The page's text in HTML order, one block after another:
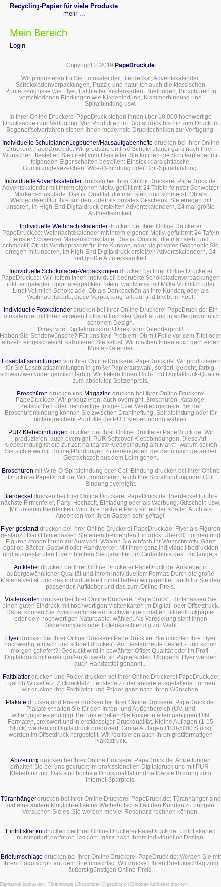
Recycling-Papier für viele Produkte
mehr ...
Mein Bereich
Login
Copyright © 2019 PapeDruck.de
Wir produzieren für Sie Fotokalender, Bierdeckel, Adventskalender,
Schokoladenverpackungen, Puzzle und natürlich auch die klassischen
Printerzeugnisse wie Flyer, Faltblätter, Visitenkarten, Briefbögen, Broschüren in
verschiedenen Bindungen wie Klebebindung, Klammerbindung und
Spiralbindung usw.
In Ihrer Online Druckerei PapeDruck stehen Ihnen über 10.000 hochwertige
Drucksachen zur Verfügung. Von Produkten im Digitaldruck bis hin zum Druck im
Bogenoffsetverfahren stehen Ihnen modernste Drucktechniken zur Verfügung.
Individuelle Schulplaner/Logbücher/Hausaufgabenhefte drucken bei Ihrer Online
Druckerei PapeDruck.de: Wir produzieren Ihre Schülerplaner ganz nach Ihren
Wünschen. Bestellen Sie direkt vom Hersteller. Sie können die Schülerplaner mit
folgenden Eigenschaften bestellen: Einsteckklarsichttasche,
Gummizuglesezeichen, Wire-O-Bindung oder Coil-Spiralbindung.
Individuelle Adventskalenderdrucken bei Ihrer Online Druckerei PapeDruck.de:
Adventskalender mit Ihrem eigenen Motiv, gefüllt mit 24 Tafeln feinster Schweizer
Markenschokolade. Das ist Qualität, die man sieht und schmeckt! Ob als
Werbepräsent für Ihre Kunden, oder als privates Geschenk: Sie erregen mit
unseren, im High-End Digitaldruck erstellten Adventskalendern, 24 mal größte
Aufmerksamkeit.
Individuelle Weihnachtskalender drucken bei Ihrer Online Druckerei
PapeDruck.de: Weihnachtskalender mit Ihrem eigenen Motiv, gefüllt mit 24 Tafeln
feinster Schweizer Markenschokolade. Das ist Qualität, die man sieht und
schmeckt! Ob als Werbepräsent für Ihre Kunden, oder als privates Geschenk: Sie
erregen mit unseren, im High-End Digitaldruck erstellten Adventskalendern, 24
mal größte Aufmerksamkeit.
Individuelle Schokoladen-Verpackungen drucken bei Ihrer Online Druckerei
PapeDruck.de: Wir liefern Ihnen individuell bedruckte Schokoladenverpackungen
inkl. eingelegter, originalverpackter Tafeln, wahlweise mit Milka Vollmilch oder
Lindt Vollmilch Schokolade. Ob als Dankeschön an Ihre Kunden, oder als
Weihnachtskarte, diese Verpackung fällt auf und bleibt im Kopf.
Individuelle Fotokalenderdrucken bei Ihrer Online Druckerei PapeDruck.de: Ein
Fotokalender mit Ihren eigenen Fotos in höchster Qualität und in außergewöhnlich
schönem Design.
Direkt vom Digitaldruckprofi! Direkt vom Kalenderprofi!
Haben Sie Sonderwünsche? Für uns kein Problem! Ob mit Folie vor dem Titel oder
einzeln eingeschweißt, kalkulieren Sie selbst. Wir machen Ihnen auch gern einen
Muster-Kalender.
Loseblattsammlungen von Ihrer Online Druckerei PapeDruck.de: Wir produzieren
für Sie Loseblattsammlungen in großer Papierauswahl, sortiert, gelocht, farbig,
schwarzweiß oder gemischtfarbig! Wir liefern Ihnen High-End Digitaldruck-Qualität
zum absoluten Spitzenpreis.
Broschüren drucken und Magazine drucken bei Ihrer Online Druckerei
PapeDruck.de: Wir produzieren, auch overnight, Broschüren, Kataloge,
Zeitschriften oder mehrseitige Image- bzw. Werbeprospekte. Bei der
Broschürenbindung können Sie zwischen Drahtheftung, Spiralbindung oder für
umfangreichere Produkte die PUR Klebebindung wählen.
PUR Klebebindungen drucken bei Ihrer Online Druckerei PapeDruck.de: Wir
produzieren, auch overnight, PUR Softcover Klebebindungen. Diese Art
Klebebindung ist die zur Zeit haltbarste Klebebindung am Markt - warum sollten
Sie sich etwa mit Hotmelt-Bindungen zufriedengeben, die dann nach geraumer
Gebrachszeit aus dem Leim gehen.
Broschüren mit Wire-O-Spiralbindung oder Coil-Bindung drucken bei Ihrer Online
Druckerei PapeDruck.de: Wir produzieren, auch Ihre Spiralbindung oder Coil
Bindung overnight.
Bierdeckel drucken bei Ihrer Online Druckerei PapeDruck.de: Bierdeckel für Ihre
nächste Firmenfeier, Party, Hochzeit, Einladung oder als Werbung, Gutschein usw.
Mit unseren Bierdeckeln wird Ihre nächste Party ein echter Knaller. Auch als
Andenken von Ihren Gästen sehr gefragt.
Flyer gestanztdrucken bei Ihrer Online Druckerei PapeDruck.de: Flyer als Figuren
gestanzt. Damit hinterlassen Sie einen bleibenden Eindruck. Über 30 Formen und
Figuren stehen Ihnen zur Auswahl. Wählen Sie einfach Ihr Wunschmotiv. Ganz
egal ob Bäcker, Gastwirt oder Handwerker: Mit Ihren ganz individuell bedruckten
und ausgestanzten Flyern bleiben Sie garantiert im Gedächtnis des Empfängers.
Aufkleberdrucken bei Ihrer Online Druckerei PapeDruck.de: Aufkleber in
außergewöhnlicher Qualität und Ihrem individuellem Format. Durch die große
Materialvielfalt und das individuellee Format haben wir garantiert auch für Sie den
passenden Aufkleber und das zum Online-Preis.
Visitenkarten drucken bei Ihrer Online Druckerei "PapeDruck": Hinterlassen Sie
einen guten Eindruck mit hochwertigen Visitenkarten im Digital- oder Offsetdruck.
Dabei können Sie zwischen unserem hochwertigen, matten Bilderdruckpapier
oder dem hochwertigen Naturpapier wählen. Als Veredelung steht Ihnen
Dispersionslack oder Folienkaschierung zur Wahl.
Flyer drucken bei Ihrer Online Druckerei PapeDruck.de: Sie möchten Ihre Flyer
hochwertig, einfach und schnell drucken? Am Besten heute bestellt - und schon
morgen geliefert?! Gedruckt wird in bewährter Offset-Qualität oder im Profi-
Digitaldruck mit einer großen Auswahl an Papiersorten. Übrigens: Flyer werden
auch Handzettel genannt...
Faltblätterdrucken und Folder drucken bei Ihrer Online Druckerei PapeDruck.de:
Egal ob Wickelfalz, Zickzackfalz, Fensterfalz oder andere ausgefallene Formen,
wir drucken Ihre Faltblätter und Folder ganz nach Ihren Wünschen.
Plakate drucken und Poster drucken bei Ihrer Online Druckerei PapeDruck.de:
Plakate erhalten Sie für den Innen- und Außenbereich (UV- und
witterungsbeständigig). Bei uns erhalten Sie Poster in allen gängigen DIN
Formaten, preiswert und in erstklassiger Druckqualität. Kleine Auflagen (1-15
Stück) werden im Digitaldruck produziert. Große Auflagen (100-5000 Stück)
werden im Offsetdruck hergestellt. Wir realisieren auch Ihren großformatigen
Plakatdruck.
Abizeitung drucken bei Ihrer Online Druckerei PapeDruck.de: Abizeitungen
erhalten Sie bei uns gedruckt im professionellen Digitaldruck und mit PUR-
Klebebindung. Das sind höchste Druckqualität und haltbarste Bindung zum
Internet-Sparpreis.
Türanhängerdrucken bei Ihrer Online Druckerei PapeDruck.de: Türanhänger sind
mal eine andere Möglichkeit seine Werbebotschaft an den Kunden zu bringen.
Versuchen Sie es, Sie werden mit viel Resonanz rechnen können.
Eintrittskarten drucken bei Ihrer Online Druckerei PapeDruck.de: Eintrittskarten
nummeriert, perforiert, lackiert - ganz nach Ihrem individuellen Design.
Briefumschläge drucken bei Ihrer Online Druckerei PapeDruck.de: Werben Sie mit
Ihrem Logo schon auf dem Briefumschlag. Wir drucken Ihren Briefumschlag zum
äußerst günstigen Online-Preis.
Bierdeckel bedrucken Türanhänger Broschüren Digitaldruck Etiketten Aufkleber drucken